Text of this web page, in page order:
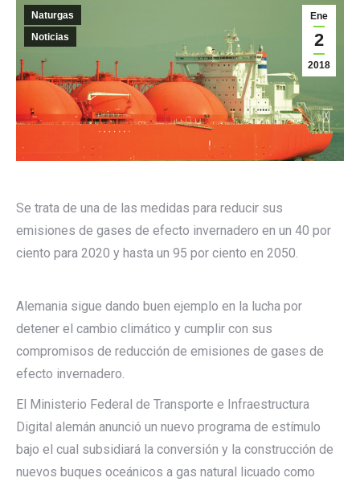
Ene
2
2018
Naturgas
Noticias
Se trata de una de las medidas para reducir sus
emisiones de gases de efecto invernadero en un 40 por
ciento para 2020 y hasta un 95 por ciento en 2050.
Alemania sigue dando buen ejemplo en la lucha por
detener el cambio climático y cumplir con sus
compromisos de reducción de emisiones de gases de
efecto invernadero.
El Ministerio Federal de Transporte e Infraestructura
Digital alemán anunció un nuevo programa de estímulo
bajo el cual subsidiará la conversión y la construcción de
nuevos buques oceánicos a gas natural licuado como